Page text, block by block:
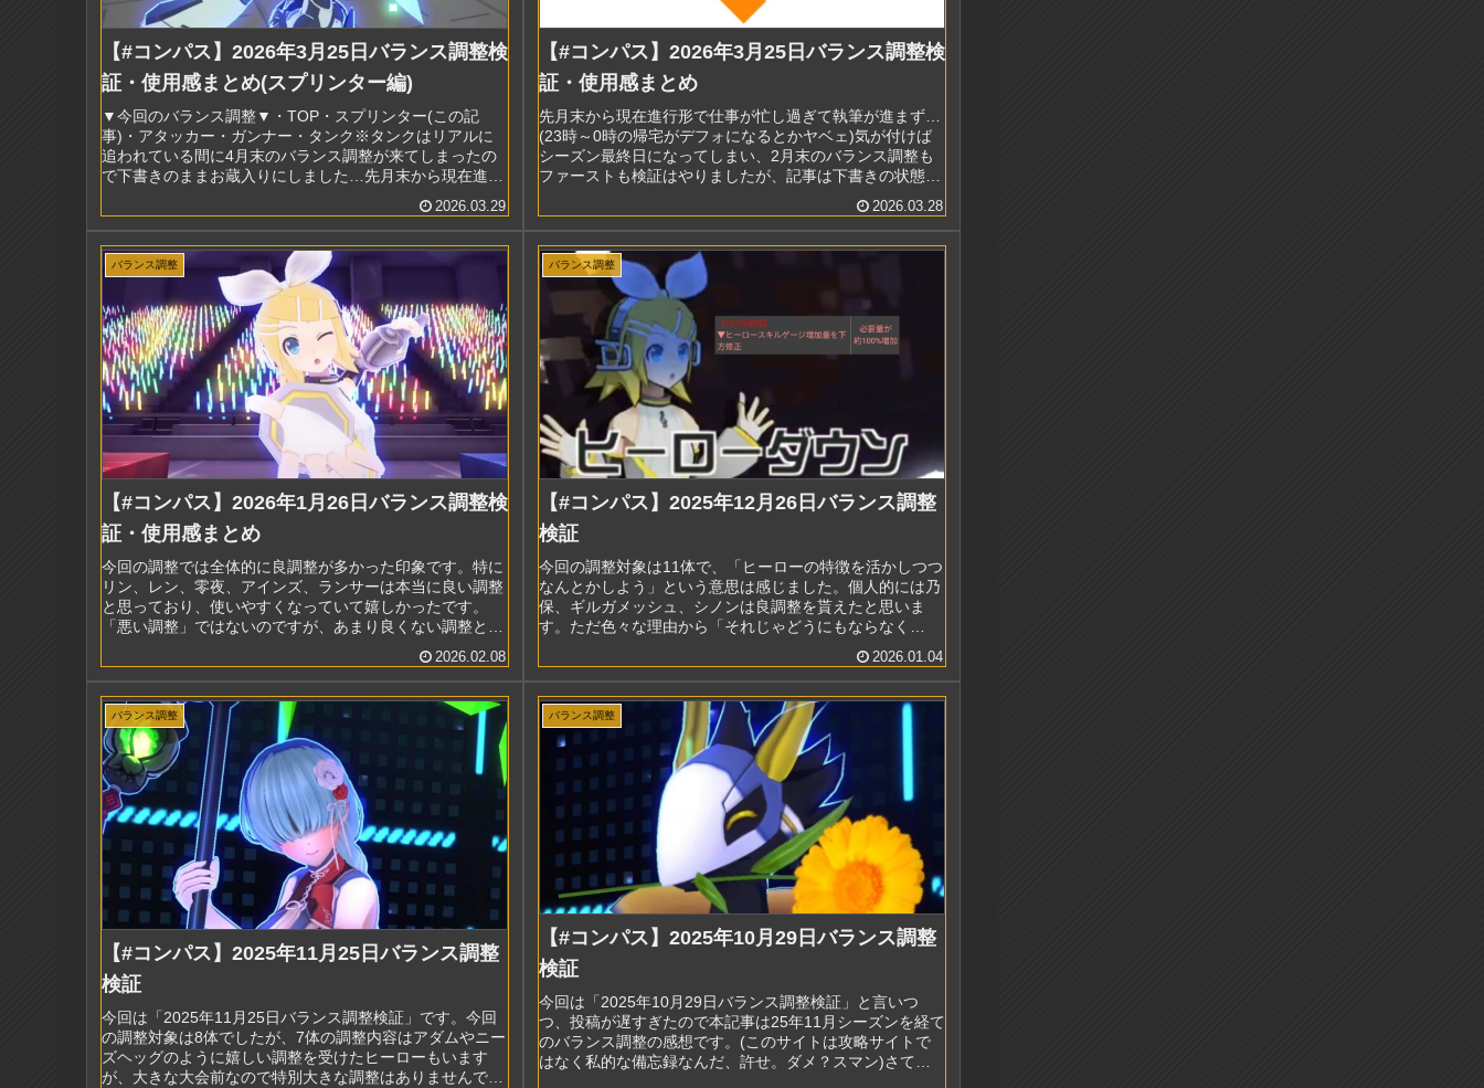
【#コンパス】2026年3月25日バランス調整検
証・使用感まとめ(スプリンター編)
▼今回のバランス調整▼・TOP・スプリンター(この記
事)・アタッカー・ガンナー・タンク※タンクはリアルに
追われている間に4月末のバランス調整が来てしまったの
で下書きのままお蔵入りにしました…先月末から現在進行
2026.03.29
【#コンパス】2026年3月25日バランス調整検
証・使用感まとめ
先月末から現在進行形で仕事が忙し過ぎて執筆が進まず…
(23時～0時の帰宅がデフォになるとかヤベェ)気が付けば
シーズン最終日になってしまい、2月末のバランス調整も
ファーストも検証はやりましたが、記事は下書きの状態の
2026.03.28
バランス調整
【#コンパス】2026年1月26日バランス調整検
証・使用感まとめ
今回の調整では全体的に良調整が多かった印象です。特に
リン、レン、零夜、アインズ、ランサーは本当に良い調整
と思っており、使いやすくなっていて嬉しかったです。
「悪い調整」ではないのですが、あまり良くない調整と感
2026.02.08
バランス調整
【#コンパス】2025年12月26日バランス調整
検証
今回の調整対象は11体で、「ヒーローの特徴を活かしつつ
なんとかしよう」という意思は感じました。個人的には乃
保、ギルガメッシュ、シノンは良調整を貰えたと思いま
す。ただ色々な理由から「それじゃどうにもならなく
2026.01.04
バランス調整
【#コンパス】2025年11月25日バランス調整
検証
今回は「2025年11月25日バランス調整検証」です。今回
の調整対象は8体でしたが、7体の調整内容はアダムやニー
ズヘッグのように嬉しい調整を受けたヒーローもいます
が、大きな大会前なので特別大きな調整はありませんでし
バランス調整
【#コンパス】2025年10月29日バランス調整
検証
今回は「2025年10月29日バランス調整検証」と言いつ
つ、投稿が遅すぎたので本記事は25年11月シーズンを経て
のバランス調整の感想です。(このサイトは攻略サイトで
はなく私的な備忘録なんだ、許せ。ダメ？スマン)さて、